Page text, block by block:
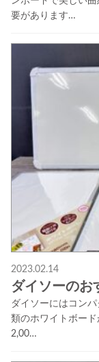
要があります…
2023.02.14
ダイソーのお
ダイソーにはコン
類のホワイトボー
2,00…